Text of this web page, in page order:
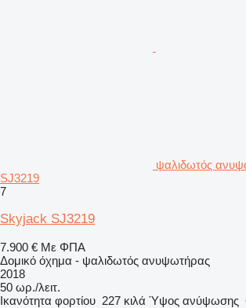
ψαλιδωτός
SJ3219
7
Skyjack SJ3219
7.900 € Με ΦΠΑ
Δομικό όχημα - ψαλιδωτός ανυψωτήρας
2018
50 ωρ./λειτ.
Ικανότητα φορτίου 227 κιλά Ύψος ανύψωσης